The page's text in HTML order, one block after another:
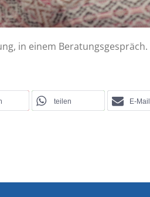
in einem Beratungsgespräch.
teilen E-Mail